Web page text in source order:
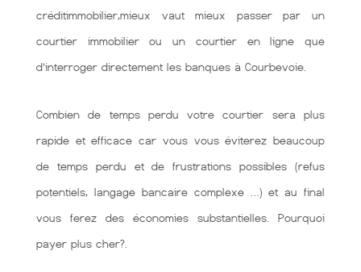
créditimmobilier,mieux vaut mieux passer par un
courtier immobilier ou un courtier en ligne que
d’interroger directement les banques à Courbevoie.
Combien de temps perdu votre courtier sera plus
rapide et efficace car vous vous éviterez beaucoup
de temps perdu et de frustrations possibles (refus
potentiels, langage bancaire complexe …) et au final
vous ferez des économies substantielles. Pourquoi
payer plus cher?.